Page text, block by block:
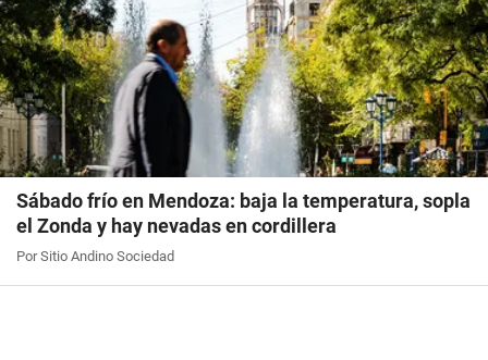
Sábado frío en Mendoza: baja la temperatura, sopla
el Zonda y hay nevadas en cordillera
Por Sitio Andino Sociedad